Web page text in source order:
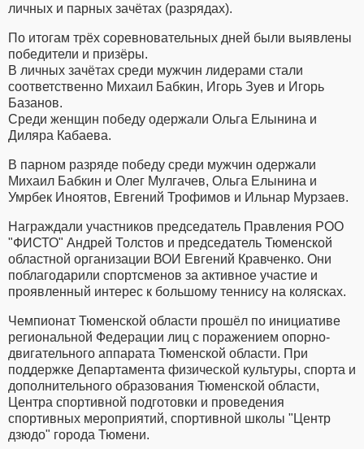
личных и парных зачётах (разрядах).
По итогам трёх соревновательных дней были выявлены
победители и призёры.
В личных зачётах среди мужчин лидерами стали
соответственно Михаил Бабкин, Игорь Зуев и Игорь
Базанов.
Среди женщин победу одержали Ольга Елынина и
Диляра Кабаева.
В парном разряде победу среди мужчин одержали
Михаил Бабкин и Олег Мулгачев, Ольга Елынина и
Умрбек Иноятов, Евгений Трофимов и Ильнар Мурзаев.
Награждали участников председатель Правления РОО
"ФИСТО" Андрей Толстов и председатель Тюменской
областной организации ВОИ Евгений Кравченко. Они
поблагодарили спортсменов за активное участие и
проявленный интерес к большому теннису на колясках.
Чемпионат Тюменской области прошёл по инициативе
региональной Федерации лиц с поражением опорно-
двигательного аппарата Тюменской области. При
поддержке Департамента физической культуры, спорта и
дополнительного образования Тюменской области,
Центра спортивной подготовки и проведения
спортивных мероприятий, спортивной школы "Центр
дзюдо" города Тюмени.